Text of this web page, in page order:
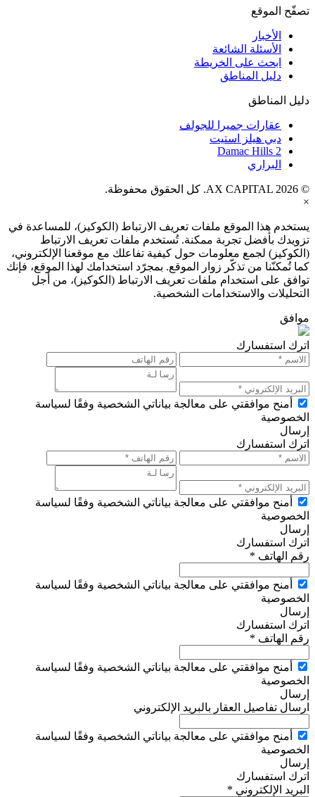
تصفّح الموقع
الأخبار
الأسئلة الشائعة
ابحث على الخريطة
دليل المناطق
دليل المناطق
عقارات جميرا للجولف
دبي هيلز استيت
Damac Hills 2
البراري
© AX CAPITAL 2026. كل الحقوق محفوظة.
×
يستخدم هذا الموقع ملفات تعريف الارتباط (الكوكيز)، للمساعدة في
تزويدك بأفضل تجربة ممكنة. تُستخدم ملفات تعريف الارتباط
(الكوكيز) لجمع معلومات حول كيفية تفاعلك مع موقعنا الإلكتروني،
كما تُمكنّنا من تذكّر زوار الموقع. بمجرّد استخدامك لهذا الموقع، فإنك
توافق على استخدام ملفات تعريف الارتباط (الكوكيز)، من أجل
التحليلات والاستخدامات الشخصية.
موافق
اترك استفسارك
أمنح موافقتي على معالجة بياناتي الشخصية وفقًا لسياسة
الخصوصية
إرسال
اترك استفسارك
أمنح موافقتي على معالجة بياناتي الشخصية وفقًا لسياسة
الخصوصية
إرسال
اترك استفسارك
رقم الهاتف *
أمنح موافقتي على معالجة بياناتي الشخصية وفقًا لسياسة
الخصوصية
إرسال
اترك استفسارك
رقم الهاتف *
أمنح موافقتي على معالجة بياناتي الشخصية وفقًا لسياسة
الخصوصية
إرسال
ارسال تفاصيل العقار بالبريد الإلكتروني
أمنح موافقتي على معالجة بياناتي الشخصية وفقًا لسياسة
الخصوصية
إرسال
اترك استفسارك
البريد الإلكتروني *